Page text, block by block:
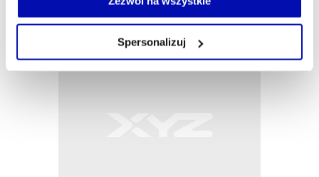
własnej przeglądarce internetowej lub po wybraniu opcji
Spersonalizuj